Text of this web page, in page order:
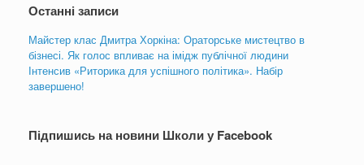
Останні записи
Майстер клас Дмитра Хоркіна: Ораторське мистецтво в
бізнесі. Як голос впливає на імідж публічної людини
Інтенсив «Риторика для успішного політика». Набір
завершено!
Підпишись на новини Школи у Facebook